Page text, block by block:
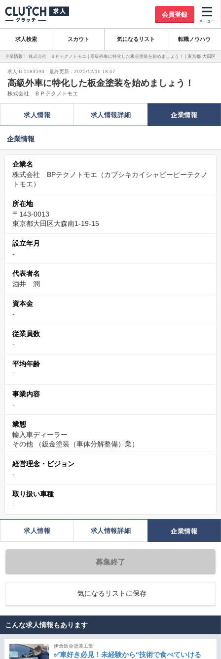
会員登録
求人検索 スカウト 気になるリスト 転職ノウハウ
企業情報｜ 株式会社 ＢＰテクノトモエ | 高級外車に特化した板金塗装を始めましょう！ | 東京都 大田区
求人ID.5583593 最終更新：2025/12/16 18:07
高級外車に特化した板金塗装を始めましょう！
株式会社 ＢＰテクノトモエ
求人情報 求人情報詳細 企業情報
企業情報
企業名
株式会社 BPテクノトモエ（カブシキカイシャビーピーテクノ
トモエ）
所在地
〒143-0013
東京都大田区大森南1-19-15
設立年月
-
代表者名
酒井 潤
資本金
-
従業員数
-
平均年齢
-
事業内容
-
業態
輸入車ディーラー
その他
（鈑金塗装（車体分解整備）業）
経営理念・ビジョン
-
取り扱い車種
-
求人情報 求人情報詳細 企業情報
募集終了
気になるリストに保存
こんな求人情報もあります
伊倉鈑金塗装工業
✅車好き必見！未経験から“技術で食べていける